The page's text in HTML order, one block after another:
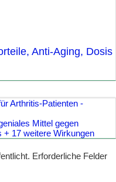
Anti-Aging, Dosis
Arthritis-Patienten -
Mittel gegen
+ 17 weitere Wirkungen
Erforderliche Felder